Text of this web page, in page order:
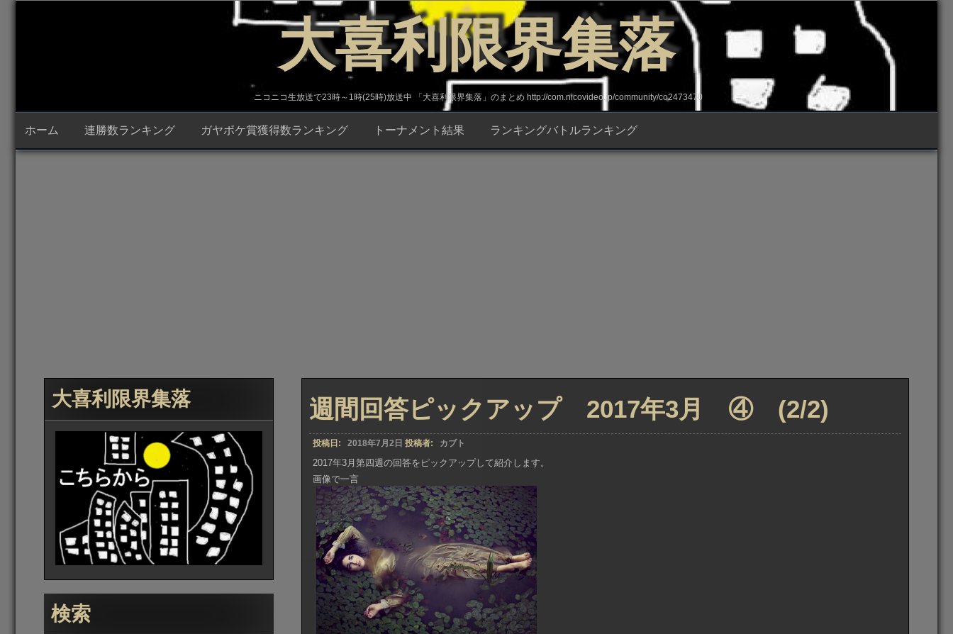
プ
大喜利限界集落
ニコニコ生放送で23時～1時(25時)放送中 「大喜利限界集落」のまとめ http://com.nicovideo.jp/community/co2473470
ホーム 連勝数ランキング ガヤボケ賞獲得数ランキング トーナメント結果 ランキングバトルランキング
週間回答ピックアップ 2017年3月 ④ (2/2)
投稿日: 2018年7月2日 投稿者: カブト
2017年3月第四週の回答をピックアップして紹介します。
画像で一言
大喜利限界集落
検索